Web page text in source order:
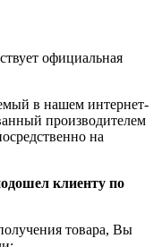
официальная
в нашем интернет-
производителем
на
клиенту по
товара, Вы